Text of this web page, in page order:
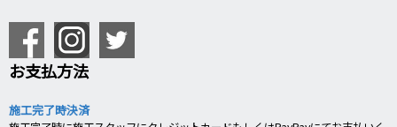
お支払方法
施工完了時決済